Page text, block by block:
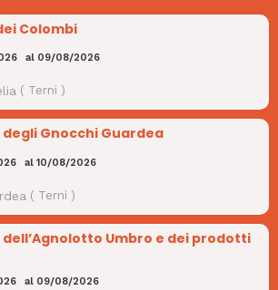
Colombi
al 09/08/2026
( Terni )
degli Gnocchi Guardea
al 10/08/2026
( Terni )
dell’Agnolotto Umbro e dei prodotti
al 09/08/2026